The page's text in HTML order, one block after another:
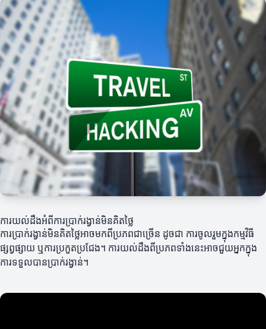
ការយល់ដឹងអំពីការប្រាក់រង្វាន់មិនគិតថ្លៃ
ការប្រាក់រង្វាន់មិនគិតថ្លៃអាចមកពីប្រភពជាច្រើន ដូចជា ការចូលរួមក្នុងកម្មវិធី
ផ្សព្វផ្សាយ ឬការប្រកួតប្រជែង។ ការយល់ដឹងពីប្រភពទាំងនេះអាចជួយអ្នកក្នុង
ការទទួលបានប្រាក់រង្វាន់។